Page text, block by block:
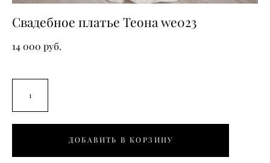
Свадебное платье Теона we023
14 000 pуб.
ДОБАВИТЬ В КОРЗИНУ